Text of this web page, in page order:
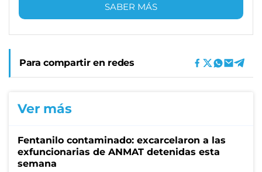
SABER MÁS
Para compartir en redes
Ver más
Fentanilo contaminado: excarcelaron a las
exfuncionarias de ANMAT detenidas esta
semana